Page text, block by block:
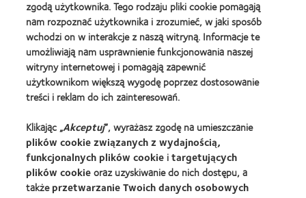
Miliony ludzi wybierają soczewki kontaktowe
CooperVision każdego dnia, ponieważ
produkujemy szeroką gamę wysokiej jakości
soczewek, które odpowiadają praktycznie każdej
korekcji wzroku.
Rozwiąż quiz składający się z czterech pytań, aby
zgodą użytkownika. Tego rodzaju pliki cookie pomagają
nam rozpoznać użytkownika i zrozumieć, w jaki sposób
wchodzi on w interakcje z naszą witryną. Informacje te
umożliwiają nam usprawnienie funkcjonowania naszej
witryny internetowej i pomagają zapewnić
użytkownikom większą wygodę poprzez dostosowanie
treści i reklam do ich zainteresowań.
Klikając „Akceptuj”, wyrażasz zgodę na umieszczanie
plików cookie związanych z wydajnością,
funkcjonalnych plików cookie itargetujących
plików cookieoraz uzyskiwanie do nich dostępu, a
takżeprzetwarzanie Twoich danych osobowych